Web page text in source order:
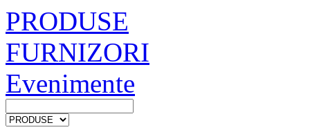
PRODUSE
FURNIZORI
Evenimente